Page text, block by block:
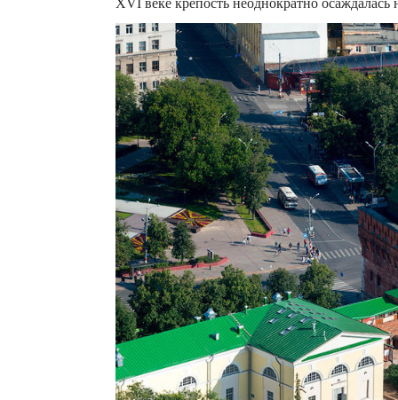
XVI веке крепость неоднократно